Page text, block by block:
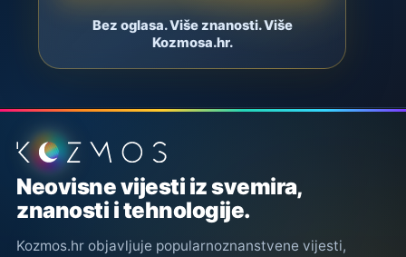
Bez oglasa. Više znanosti. Više
Kozmosa.hr.
Podnožje stranice
Neovisne vijesti iz svemira,
znanosti i tehnologije.
Kozmos.hr objavljuje popularnoznanstvene vijesti,